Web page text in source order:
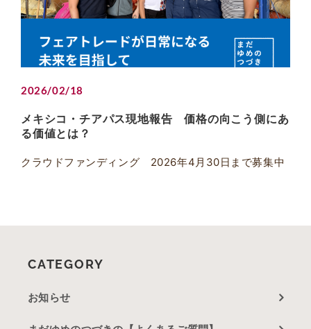
2026/02/18
メキシコ・チアパス現地報告 価格の向こう側にあ
る価値とは？
クラウドファンディング 2026年4月30日まで募集中
CATEGORY
お知らせ